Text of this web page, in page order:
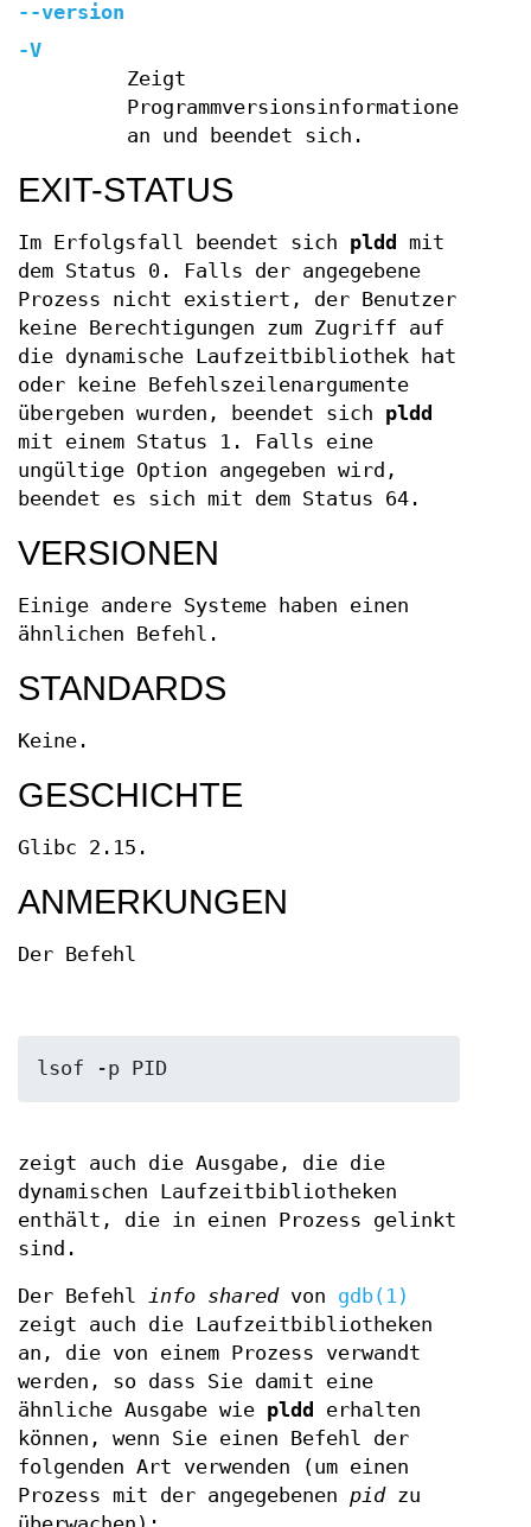
--version
-V
Zeigt
Programmversionsinformationen
an und beendet sich.
EXIT-STATUS
Im Erfolgsfall beendet sich pldd
mit
dem Status 0. Falls der angegebene
Prozess nicht existiert, der Benutzer
keine Berechtigungen zum Zugriff auf
die dynamische Laufzeitbibliothek hat
oder keine Befehlszeilenargumente
übergeben wurden, beendet sich pldd
mit einem Status 1. Falls eine
ungültige Option angegeben wird,
beendet es sich mit dem Status 64.
VERSIONEN
Einige andere Systeme haben einen
ähnlichen Befehl.
STANDARDS
Keine.
GESCHICHTE
Glibc 2.15.
ANMERKUNGEN
Der Befehl
zeigt auch die Ausgabe, die die
dynamischen Laufzeitbibliotheken
enthält, die in einen Prozess gelinkt
sind.
Der Befehl info sharedvon gdb(1)
zeigt auch die Laufzeitbibliotheken
an, die von einem Prozess verwandt
werden, so dass Sie damit eine
ähnliche Ausgabe wie pldd
erhalten
können, wenn Sie einen Befehl der
folgenden Art verwenden (um einen
Prozess mit der angegebenen pidzu